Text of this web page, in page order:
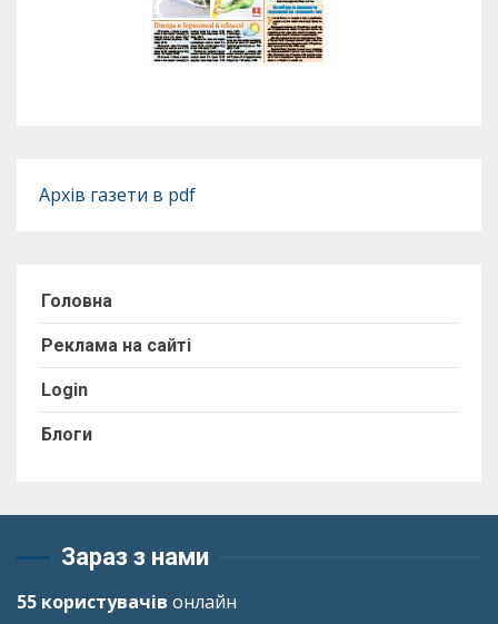
Архів газети в pdf
Головна
Реклама на сайті
Login
Блоги
Зараз з нами
55 користувачів онлайн